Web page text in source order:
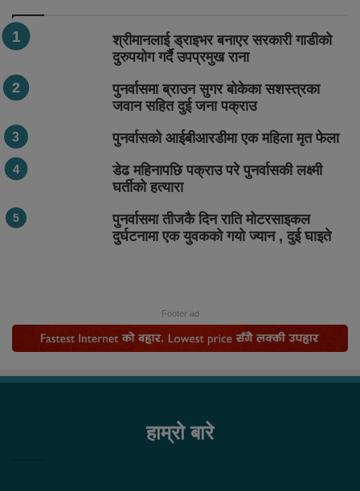
श्रीमानलाई ड्राइभर बनाएर सरकारी गाडीको
दुरुपयोग गर्दै उपप्रमुख राना
पुनर्वासमा ब्राउन सुगर बोकेका सशस्त्रका
जवान सहित दुई जना पक्राउ
पुनर्वासको आईबीआरडीमा एक महिला मृत फेला
डेढ महिनापछि पक्राउ परे पुनर्वासकी लक्ष्मी
घर्तीको हत्यारा
पुनर्वासमा तीजकै दिन राति मोटरसाइकल
दुर्घटनामा एक युवकको गयो ज्यान , दुई घाइते
Footer ad
हाम्रो बारे